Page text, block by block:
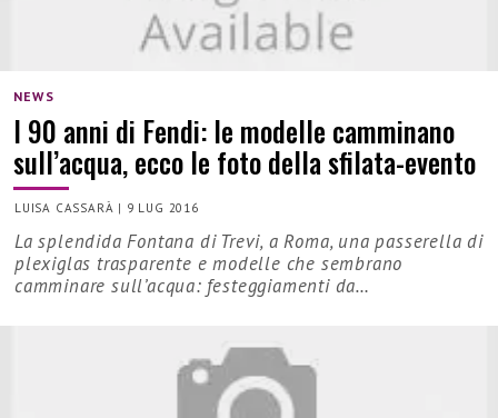
NEWS
I 90 anni di Fendi: le modelle camminano
sull’acqua, ecco le foto della sfilata-evento
LUISA CASSARÀ | 9 LUG 2016
La splendida Fontana di Trevi, a Roma, una passerella di
plexiglas trasparente e modelle che sembrano
camminare sull’acqua: festeggiamenti da…